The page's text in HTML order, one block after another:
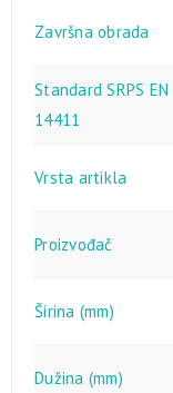
Završna obrada
Standard SRPS EN
14411
Vrsta artikla
Proizvođač
Širina (mm)
Dužina (mm)